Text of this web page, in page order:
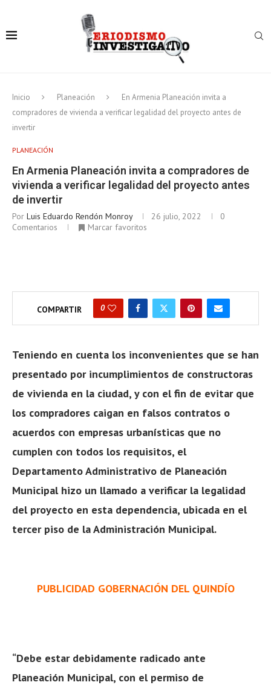
Inicio Planeación
En Armenia Planeación invita a
compradores de vivienda a verificar legalidad del proyecto antes de
invertir
PLANEACIÓN
En Armenia Planeación invita a compradores de
vivienda a verificar legalidad del proyecto antes
de invertir
Por Luis Eduardo Rendón Monroy 26 julio, 2022
0
Comentarios
Marcar favoritos
COMPARTIR 0
Teniendo en cuenta los inconvenientes que se han
presentado por incumplimientos de constructoras
de vivienda en la ciudad, y con el fin de evitar que
los compradores caigan en falsos contratos o
acuerdos con empresas urbanísticas que no
cumplen con todos los requisitos, el
Departamento Administrativo de Planeación
Municipal hizo un llamado a verificar la legalidad
del proyecto en esta dependencia, ubicada en el
tercer piso de la Administración Municipal.
PUBLICIDAD GOBERNACIÓN DEL QUINDÍO
“Debe estar debidamente radicado ante
Planeación Municipal, con el permiso de